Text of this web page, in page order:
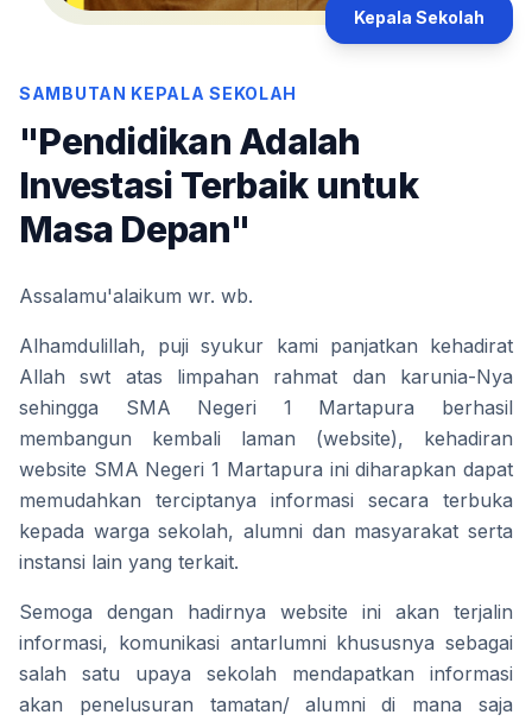
Kepala Sekolah
SAMBUTAN KEPALA SEKOLAH
"Pendidikan Adalah
Investasi Terbaik untuk
Masa Depan"
Assalamu'alaikum wr. wb.
Alhamdulillah, puji syukur kami panjatkan kehadirat
Allah swt atas limpahan rahmat dan karunia-Nya
sehingga SMA Negeri 1 Martapura berhasil
membangun kembali laman (website), kehadiran
website SMA Negeri 1 Martapura ini diharapkan dapat
memudahkan terciptanya informasi secara terbuka
kepada warga sekolah, alumni dan masyarakat serta
instansi lain yang terkait.
Semoga dengan hadirnya website ini akan terjalin
informasi, komunikasi antarlumni khususnya sebagai
salah satu upaya sekolah mendapatkan informasi
akan penelusuran tamatan/ alumni di mana saja